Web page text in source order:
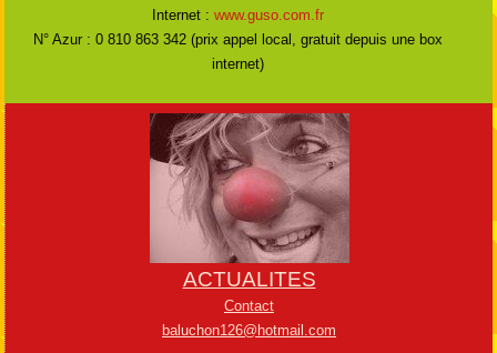
Internet :www.guso.com.fr
N° Azur : 0 810 863 342 (prix appel local, gratuit depuis une box
internet)
ACTUALITES
Contact
baluchon126@hotmail.com